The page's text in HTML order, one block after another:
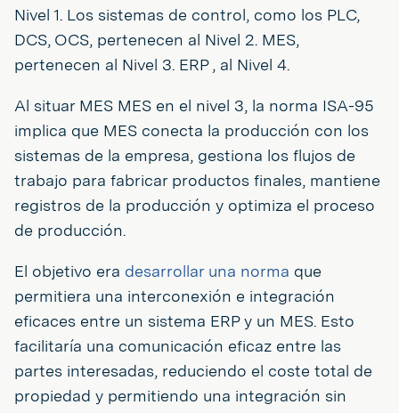
Nivel 1. Los sistemas de control, como los PLC,
DCS, OCS, pertenecen al Nivel 2. MES,
pertenecen al Nivel 3. ERP , al Nivel 4.
Al situar MES MES en el nivel 3, la norma ISA-95
implica que MES conecta la producción con los
sistemas de la empresa, gestiona los flujos de
trabajo para fabricar productos finales, mantiene
registros de la producción y optimiza el proceso
de producción.
El objetivo era desarrollar una norma que
permitiera una interconexión e integración
eficaces entre un sistema ERP y un MES. Esto
facilitaría una comunicación eficaz entre las
partes interesadas, reduciendo el coste total de
propiedad y permitiendo una integración sin